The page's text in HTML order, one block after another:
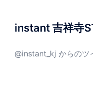
instant 吉祥寺
@instant_kj からのツ